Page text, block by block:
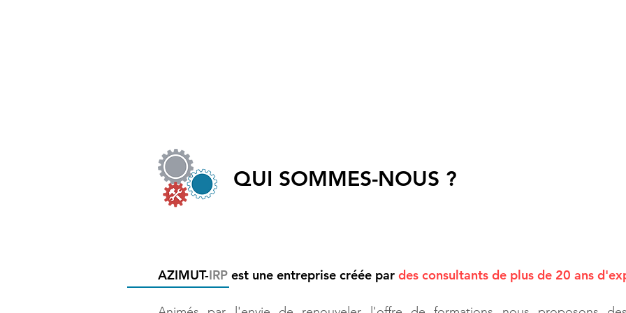
QUI SOMMES-NOUS ?
AZIMUT-IRP est une entreprise créée par des consultants de plus de 20 ans